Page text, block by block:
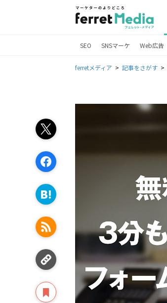
SEO SNSマーケ Web広告
ferretメディア 記事をさがす